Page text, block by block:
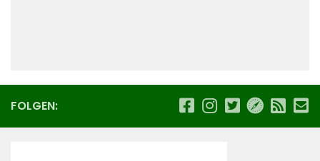
FOLGEN: